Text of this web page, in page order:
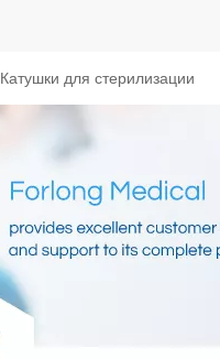
Катушки для стерилизации